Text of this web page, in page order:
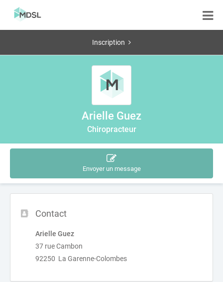
Inscription
Arielle Guez
Chiropracteur
Envoyer un message
Contact
Arielle Guez
37 rue Cambon
92250 La Garenne-Colombes